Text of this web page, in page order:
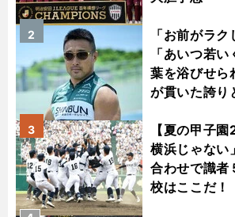
「お前がラク
「あいつ若
葉を浴びせら
が貫いた誇り
2
【夏の甲子
横浜じゃない
合わせで識者
校はここだ！
3